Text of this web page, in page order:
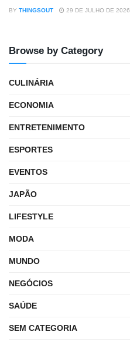
BY THINGSOUT 29 DE JULHO DE 2026
Browse by Category
CULINÁRIA
ECONOMIA
ENTRETENIMENTO
ESPORTES
EVENTOS
JAPÃO
LIFESTYLE
MODA
MUNDO
NEGÓCIOS
SAÚDE
SEM CATEGORIA